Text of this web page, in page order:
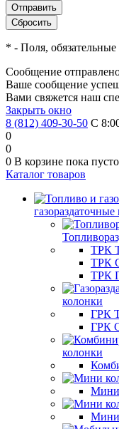
* - Поля,
Сообщение
Ваше сообщение
Вами свяжется наш
Закрыть окно
8 (812) 409-30-50 С
0
0
0 В корзине пока пусто
Каталог товаров
газораздаточные
ТРК
ТРК
ТРК
колонки
ГРК
ГРК
колонки
Мини
Мини